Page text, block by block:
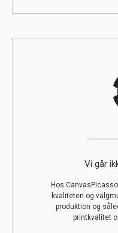
Vi går
Hos
kvaliteten og
produktion og
printkvalitet